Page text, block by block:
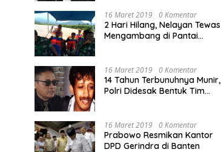
16 Maret 2019 0 Komentar
2 Hari Hilang, Nelayan Tewas
Mengambang di Pantai
16 Maret 2019 0 Komentar
14 Tahun Terbunuhnya Munir,
Polri Didesak Bentuk Tim
16 Maret 2019 0 Komentar
Prabowo Resmikan Kantor
DPD Gerindra di Banten